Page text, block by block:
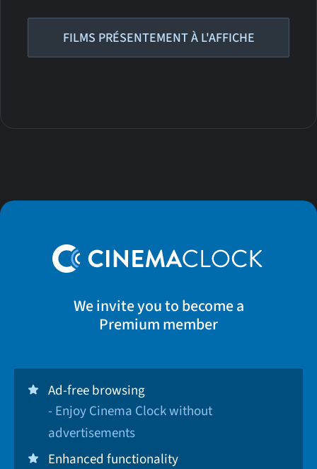
FILMS PRÉSENTEMENT À L'AFFICHE
We invite you to become a
Premium member
Ad-free browsing
- Enjoy Cinema Clock without
advertisements
Enhanced functionality